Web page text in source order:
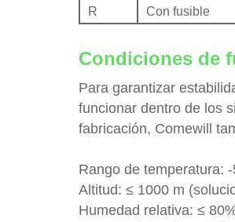
R
Con fusible
Condiciones de
Para garantizar
funcionar dentro de los
fabricación, Comewill
Rango de temperatura: -
Altitud: ≤ 1000 m
Humedad relativa: ≤